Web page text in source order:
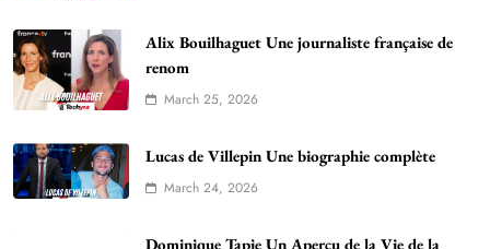
Alix Bouilhaguet Une journaliste française de
renom
March 25, 2026
Lucas de Villepin Une biographie complète
March 24, 2026
Dominique Tapie Un Aperçu de la Vie de la